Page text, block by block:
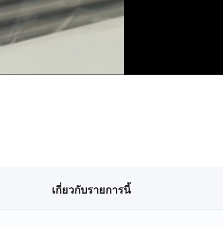
เกี่ยวกับรายการนี้